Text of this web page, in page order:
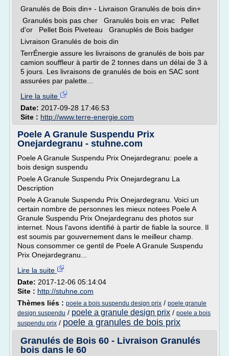
Granulés de Bois din+ - Livraison Granulés de bois din+
Granulés bois pas cher Granulés bois en vrac Pellet
d'or Pellet Bois Piveteau Granuplés de Bois badger
Livraison Granulés de bois din
TerrÉnergie assure les livraisons de granulés de bois par
camion souffleur à partir de 2 tonnes dans un délai de 3 à
5 jours. Les livraisons de granulés de bois en SAC sont
assurées par palette...
Lire la suite
Date: 2017-09-28 17:46:53
Site : http://www.terre-energie.com
Poele A Granule Suspendu Prix
Onejardegranu - stuhne.com
Poele A Granule Suspendu Prix Onejardegranu: poele a
bois design suspendu
Poele A Granule Suspendu Prix Onejardegranu La
Description
Poele A Granule Suspendu Prix Onejardegranu. Voici un
certain nombre de personnes les mieux notees Poele A
Granule Suspendu Prix Onejardegranu des photos sur
internet. Nous l'avons identifié à partir de fiable la source. Il
est soumis par gouvernement dans le meilleur champ.
Nous consommer ce gentil de Poele A Granule Suspendu
Prix Onejardegranu...
Lire la suite
Date: 2017-12-06 05:14:04
Site : http://stuhne.com
Thèmes liés : poele a bois suspendu design prix / poele granule
design suspendu / poele a granule design prix / poele a bois
suspendu prix / poele a granules de bois prix
Granulés de Bois 60 - Livraison Granulés
bois dans le 60